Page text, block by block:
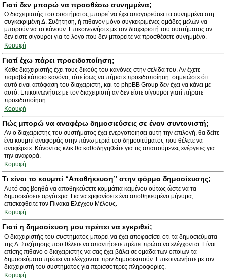
Γιατί δεν μπορώ να προσθέσω συνημμένα;
Ο διαχειριστής του συστήματος μπορεί να έχει απαγορεύσει τα συνημμένα στη
συγκεκριμένη Δ. Συζήτηση, ή πιθανόν μόνο συγκεκριμένες ομάδες μελών να
μπορούν να το κάνουν. Επικοινωνήστε με τον διαχειριστή του συστήματος αν
δεν είστε σίγουροι για το λόγο που δεν μπορείτε να προσθέσετε συνημμένο.
Κορυφή
Γιατί έχω πάρει προειδοποίηση;
Κάθε διαχειριστής έχει τους δικούς του κανόνες στην σελίδα του. Αν έχετε
παραβεί κάποιο κανόνα, τότε ίσως να πήρατε προειδοποίηση. σημειώστε ότι
αυτό είναι απόφαση του διαχειριστή, και το phpBB Group δεν έχει να κάνει με
αυτό. Επικοινωνήστε με τον διαχειριστή αν δεν είστε σίγουροι γιατί πήρατε
προειδοποίηση.
Κορυφή
Πώς μπορώ να αναφέρω δημοσιεύσεις σε έναν συντονιστή;
Αν ο διαχειριστής του συστήματος έχει ενεργοποιήσει αυτή την επιλογή, θα δείτε
ένα κουμπί αναφοράς στην πάνω μεριά του δημοσιεύματος που θέλετε να
αναφέρετε. Κάνοντας κλικ θα καθοδηγηθείτε για τις απαιτούμενες ενέργειες για
την αναφορά.
Κορυφή
Τι είναι το κουμπί “Αποθήκευση” στην φόρμα δημοσίευσης;
Αυτό σας βοηθά να αποθηκεύσετε κομμάτια κειμένου ούτως ώστε να τα
δημοσιεύσετε αργότερα. Για να εμφανίσετε ένα αποθηκευμένο μήνυμα,
επισκεφθείτε τον Πίνακα Ελέγχου Μέλους.
Κορυφή
Γιατί η δημοσίευση μου πρέπει να εγκριθεί;
Ο διαχειριστής του συστήματος μπορεί να έχει αποφασίσει ότι τα δημοσιεύματα
της Δ. Συζήτησης που θέλετε να απαντήσετε πρέπει πρώτα να ελέγχονται. Είναι
επίσης πιθανό ο διαχειριστής να σας έχει βάλει σε ομάδα των οποίων τα
δημοσιεύματα πρέπει να ελέγχονται πριν δημοσιευτούν. Επικοινωνήστε με τον
διαχειριστή του συστήματος για περισσότερες πληροφορίες.
Κορυφή